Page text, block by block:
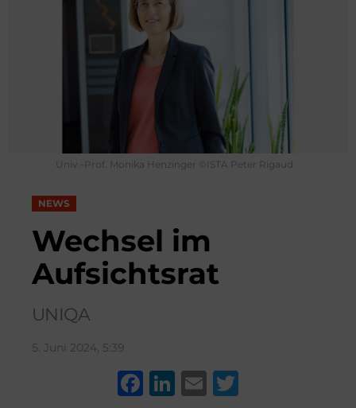
Univ.-Prof. Monika Henzinger ©ISTA Peter Rigaud
NEWS
Wechsel im
Aufsichtsrat
UNIQA
5. Juni 2024, 5:39
F
Li
E